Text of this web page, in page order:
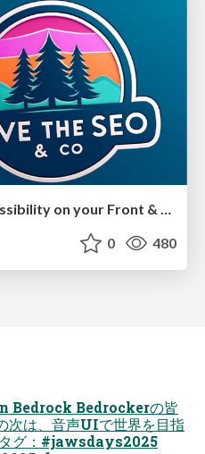
0 480
Bedrock Bedrockerの皆
次は、音声UIで世界を目指
タグ：#jawsdays2025